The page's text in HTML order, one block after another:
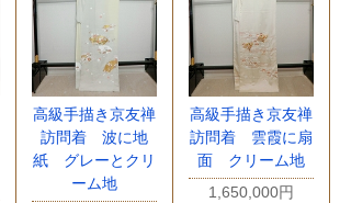
高級手描き京友禅
訪問着 波に地
紙 グレーとクリ
ーム地
高級手描き京友禅
訪問着 雲霞に扇
面 クリーム地
1,650,000円